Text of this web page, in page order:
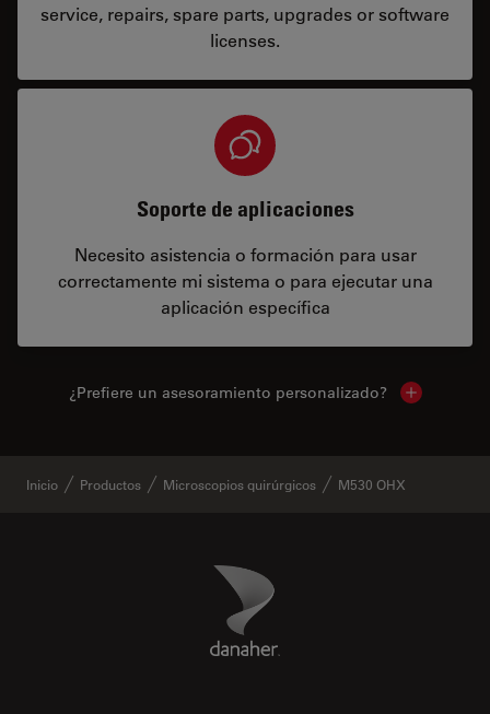
service, repairs, spare parts, upgrades or software
licenses.
Soporte de aplicaciones
Necesito asistencia o formación para usar
correctamente mi sistema o para ejecutar una
aplicación específica
¿Prefiere un asesoramiento personalizado? Show local
Inicio Productos Microscopios quirúrgicos M530 OHX
Danaher Logo